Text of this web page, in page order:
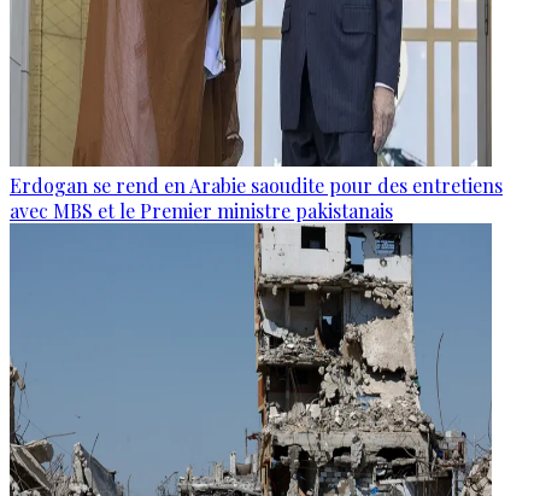
Erdogan se rend en Arabie saoudite pour des entretiens
avec MBS et le Premier ministre pakistanais